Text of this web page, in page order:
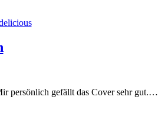
persönlich gefällt das Cover sehr gut.…